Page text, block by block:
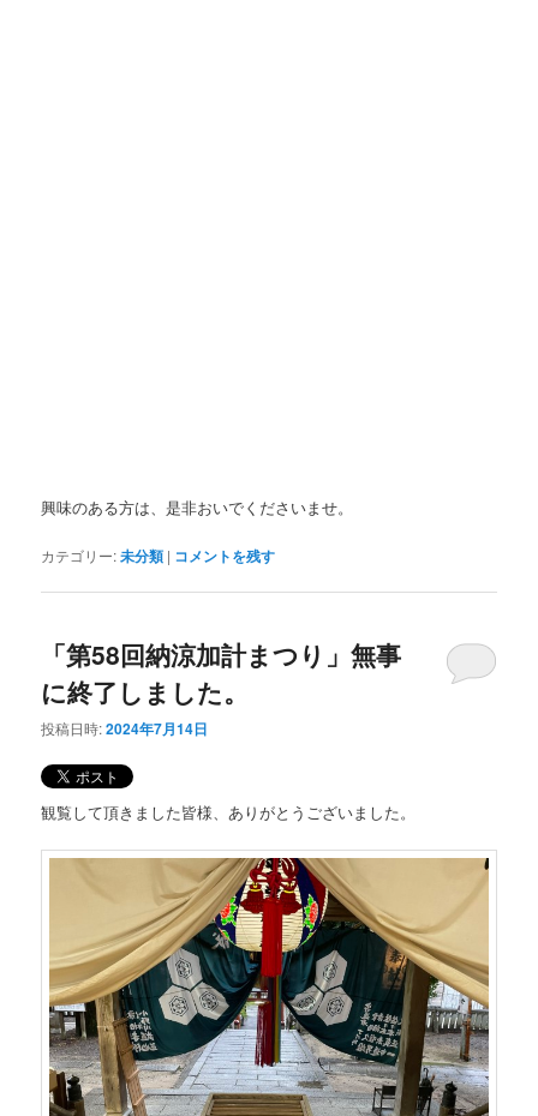
興味のある方は、是非おいでくださいませ。
カテゴリー:未分類 | コメントを残す
「第58回納涼加計まつり」無事
に終了しました。
投稿日時:2024年7月14日
観覧して頂きました皆様、ありがとうございました。